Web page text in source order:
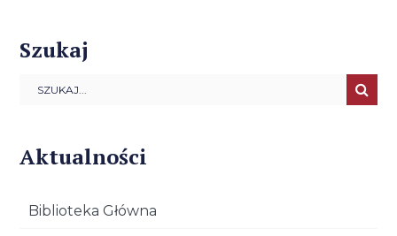
Szukaj
Aktualności
Biblioteka Główna